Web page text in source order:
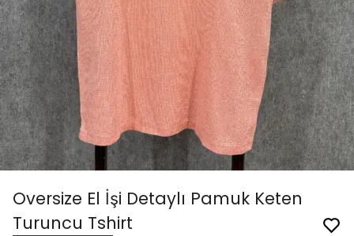
Oversize El İşi Detaylı Pamuk Keten
Turuncu Tshirt